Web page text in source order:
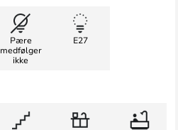
Pære
medfølger
ikke
E27